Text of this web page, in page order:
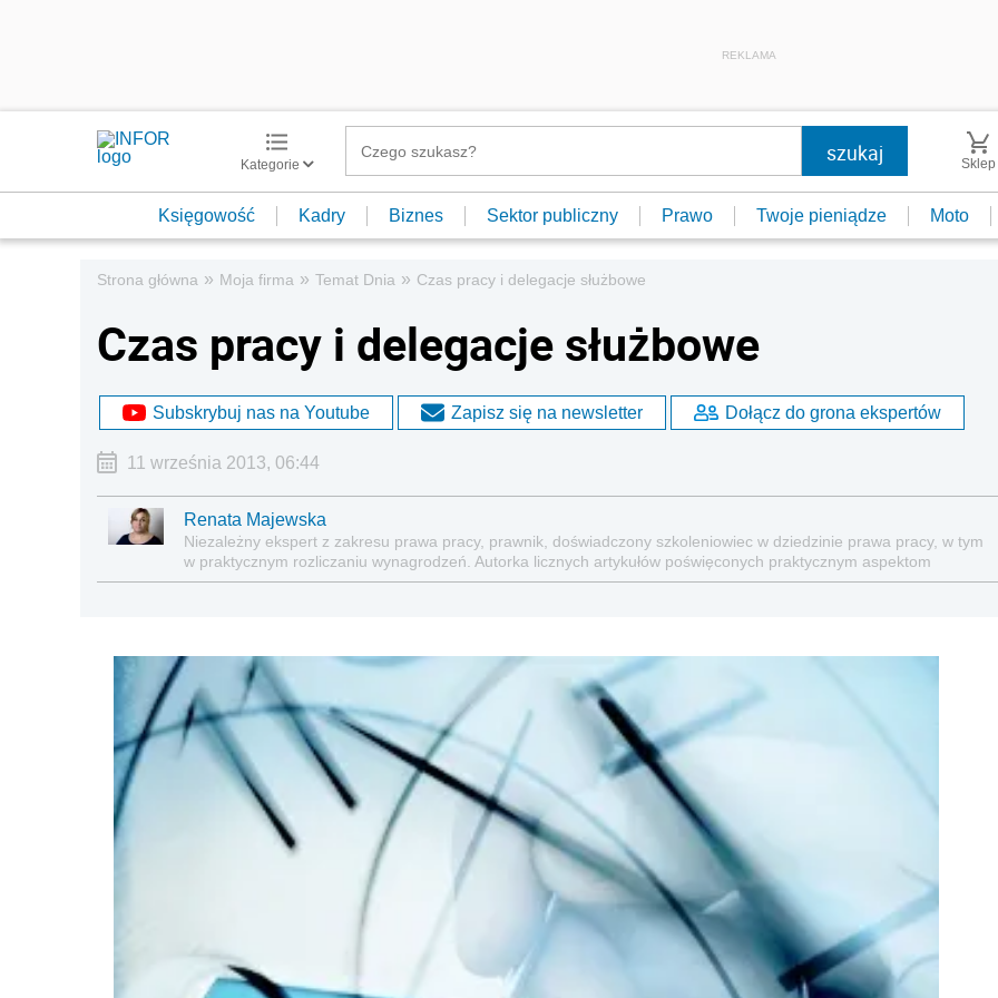
REKLAMA
Kategorie Sklep
Księgowość Kadry Biznes Sektor publiczny Prawo Twoje pieniądze Moto
Strona główna » Moja firma » Temat Dnia » Czas pracy i delegacje służbowe
Czas pracy i delegacje służbowe
Subskrybuj nas na Youtube Zapisz się na newsletter Dołącz do grona ekspertów
11 września 2013, 06:44
Renata Majewska
Niezależny ekspert z zakresu prawa pracy, prawnik, doświadczony szkoleniowiec w dziedzinie prawa pracy, w tym
w praktycznym rozliczaniu wynagrodzeń. Autorka licznych artykułów poświęconych praktycznym aspektom
stosowania prawa pracy i ubezpieczeń społecznych. Autorka licznych artykułów publikowanych w: Monitorze